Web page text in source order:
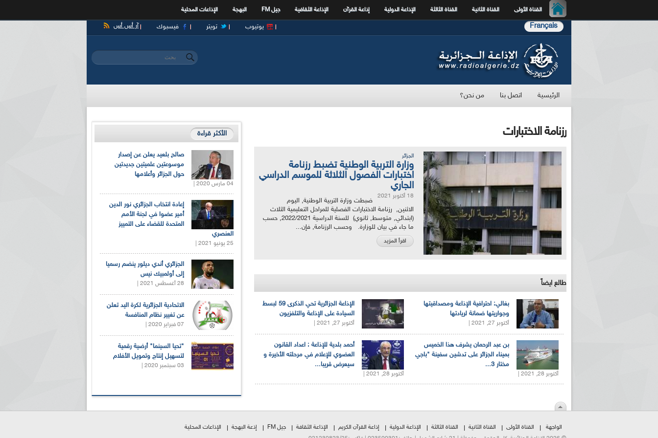
القناة الأولى القناة الثانية القناة الثالثة الإذاعة الدولية إذاعة القرآن الإذاعة الثقافية جيل FM البهجة الإذاعات المحلية
Français آر أس أس فيسبوك تويتر يوتيوب
استمارة البحث
‏بحث ‏
الرئيسية اتصل بنا من نحن؟
رزنامة الاختبارات
الجزائر
وزارة التربية الوطنية تضبط رزنامة
اختبارات الفصول الثلاثة للموسم الدراسي
الجاري
18 أكتوبر 2021
ضبطت وزارة التربية الوطنية, اليوم
الاثنين, رزنامة الاختبارات الفصلية للمراحل التعليمية الثلاث
(ابتدائي, متوسط, ثانوي) للسنة الدراسية 2022/2021, حسب
ما جاء في بيان للوزارة. وحسب الرزنامة, فإن...
اقرأ المزيد
طالع ايضاً
الإذاعة الجزائرية تحي الذكرى 59 لبسط
السيادة على الإذاعة والتلفزيون
أكتوبر 27, 2021 |
بغالي: احترافية الإذاعة ومصداقيتها
وجواريتها ضمانة لريادتها
أكتوبر 27, 2021 |
أحمد بلدية للإذاعة : اعداد القانون
العضوي للإعلام في مرحلته الأخيرة و
سيعرض قريبا...
أكتوبر 28, 2021 |
بن عبد الرحمان يشرف هذا الخميس
بميناء الجزائر على تدشين سفينة "باجي
مختار 3...
أكتوبر 28, 2021 |
الأكثر قراءة
صالح بلعيد يعلن عن إصدار
موسوعتين علميتين جديدتين
حول الجزائر وأعلامها
04 مارس 2020 |
إعادة انتخاب الجزائري نور الدين
أمير عضوا في لجنة الأمم
المتحدة للقضاء على التمييز
العنصري
25 يونيو 2021 |
الجزائري أندي ديلور ينضم رسميا
إلى أولمبيك نيس
28 أغسطس 2021 |
الاتحادية الجزائرية لكرة اليد تعلن
عن تغيير نظام المنافسة
07 فبراير 2020 |
"تحيا السينما" أرضية رقمية
لتسهيل إنتاج وتمويل الأفلام
03 سبتمبر 2020 |
الواجهة القناة الأولى القناة الثانية القناة الثالثة الإذاعة الدولية إذاعة القرآن الكريم الإذاعة الثقافة جيل FM إذعة البهجة
الإذاعات المحلية